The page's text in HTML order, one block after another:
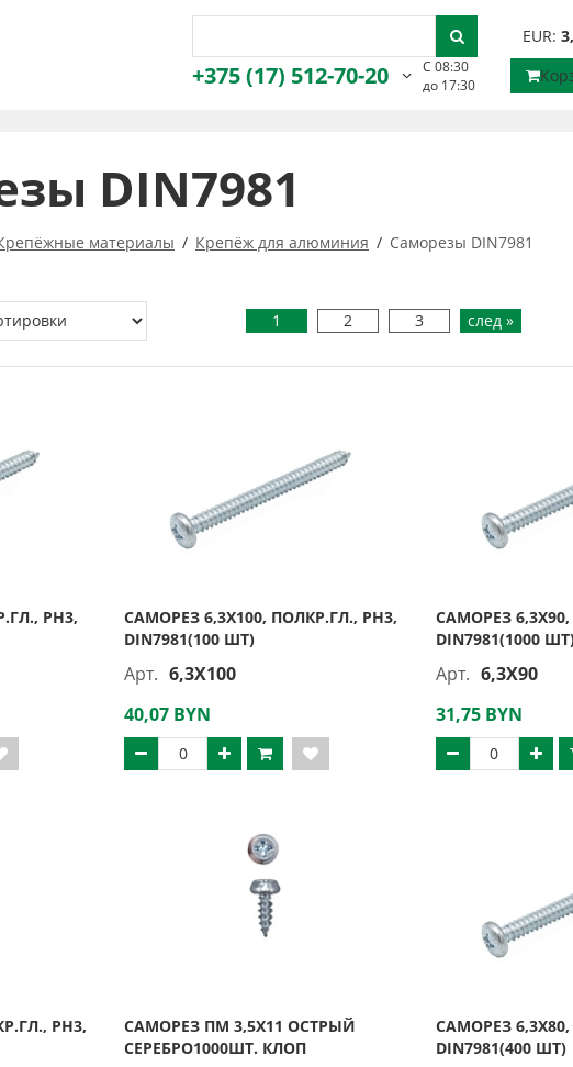
EUR:
+375 (17) 512-70-20
С 08:30
до 17:30
DIN7981
материалы Крепёж для алюминия Саморезы DIN7981
1 2 3 след »
PH3,
САМОРЕЗ 6,3Х100, ПОЛКР.ГЛ., PH3,
DIN7981(100 ШТ)
Арт. 6,3X100
40,07 BYN
САМОРЕЗ
DIN7981(1000
Арт. 6,3X90
31,75 BYN
PH3,
САМОРЕЗ ПМ 3,5Х11 ОСТРЫЙ
СЕРЕБРО1000ШТ. КЛОП
САМОРЕЗ
DIN7981(400 ШТ)